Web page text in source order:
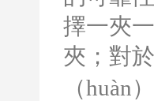
擇一夾
夾；對
（huàn